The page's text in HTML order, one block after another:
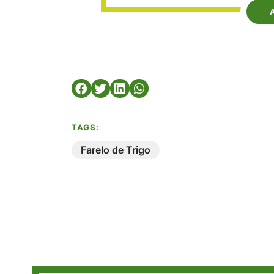
TAGS:
Farelo de Trigo